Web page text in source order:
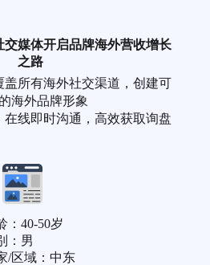
媒体开启品牌海外营收增长
之路
所有海外社交渠道，创建可
海外品牌形象
线即时沟通，高效获取询盘
：40-50岁
：男
/区域：中东